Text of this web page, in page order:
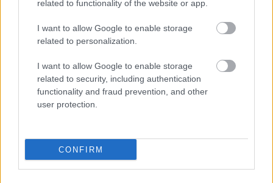
related to functionality of the website or app.
I want to allow Google to enable storage
related to personalization.
I want to allow Google to enable storage
related to security, including authentication
functionality and fraud prevention, and other
user protection.
CONFIRM
Η ομάδα του Κάτας θα κοντραριστεί το Σάββατο
23 Σεπτέμβρη με τον Ολυμπιακό (19:00) του
Γιώργου Μπαρτζώκα σε άλλο ένα δυνατό τεστ
πριν την έναρξη της σεζόν. Οι Πειραιώτες παίζουν
απόψε (22:00) με την Ζάλγκιρις.
112-109